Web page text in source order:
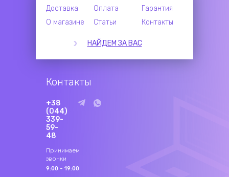
Доставка Оплата
Гарантия
О магазине
Статьи Контакты
НАЙДЕМ ЗА ВАС
Контакты
+38
(044)
339-
59-
48
Принимаем
звонки
9:00 - 19:00